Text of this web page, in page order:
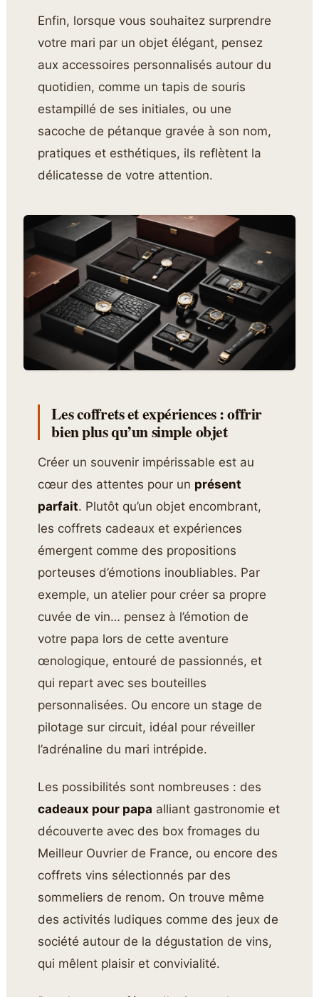
Enfin, lorsque vous souhaitez surprendre
votre mari par un objet élégant, pensez
aux accessoires personnalisés autour du
quotidien, comme un tapis de souris
estampillé de ses initiales, ou une
sacoche de pétanque gravée à son nom,
pratiques et esthétiques, ils reflètent la
délicatesse de votre attention.
Les coffrets et expériences : offrir
bien plus qu’un simple objet
Créer un souvenir impérissable est au
cœur des attentes pour un présent
parfait. Plutôt qu’un objet encombrant,
les coffrets cadeaux et expériences
émergent comme des propositions
porteuses d’émotions inoubliables. Par
exemple, un atelier pour créer sa propre
cuvée de vin… pensez à l’émotion de
votre papa lors de cette aventure
œnologique, entouré de passionnés, et
qui repart avec ses bouteilles
personnalisées. Ou encore un stage de
pilotage sur circuit, idéal pour réveiller
l’adrénaline du mari intrépide.
Les possibilités sont nombreuses : des
cadeaux pour papa alliant gastronomie et
découverte avec des box fromages du
Meilleur Ouvrier de France, ou encore des
coffrets vins sélectionnés par des
sommeliers de renom. On trouve même
des activités ludiques comme des jeux de
société autour de la dégustation de vins,
qui mêlent plaisir et convivialité.